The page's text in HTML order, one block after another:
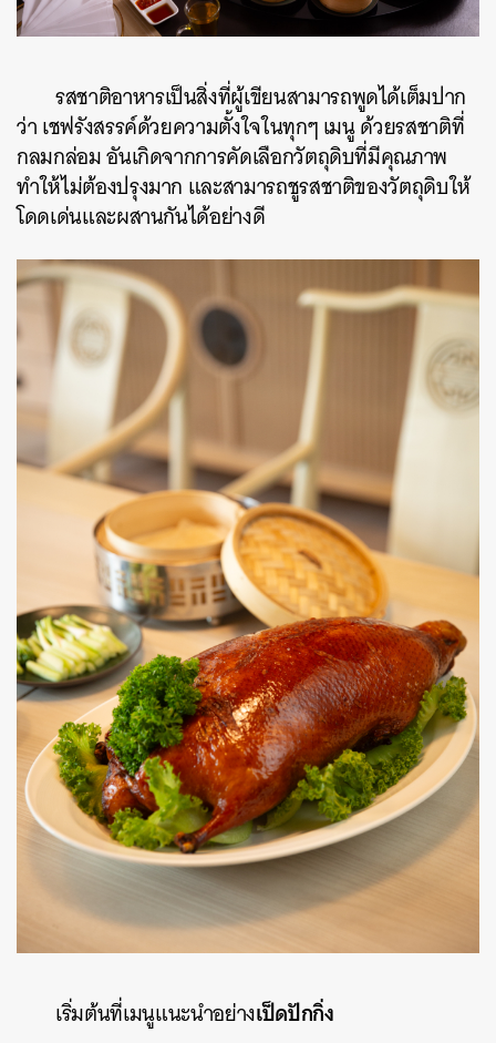
รสชาติอาหารเป็นสิ่งที่ผู้เขียนสามารถพูดได้เต็มปาก
ว่า เชฟรังสรรค์ด้วยความตั้งใจในทุกๆ เมนู ด้วยรสชาติที่
กลมกล่อม อันเกิดจากการคัดเลือกวัตถุดิบที่มีคุณภาพ
ทำให้ไม่ต้องปรุงมาก และสามารถชูรสชาติของวัตถุดิบให้
โดดเด่นและผสานกันได้อย่างดี
เริ่มต้นที่เมนูแนะนำอย่างเป็ดปักกิ่ง